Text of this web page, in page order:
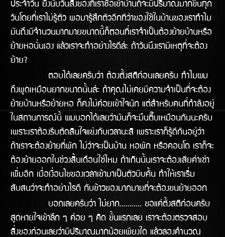
ประจำวัน ยิ่งนับวันสิ่งของที่เราซื้อเข้าบ้านก็จะมีปริมาณมากขึ้นทุก
วันโดยที่เราไม่รู้ตัว พอมารู้สึกตัวอีกทีว่าของใช้ในบ้านของเราทำไม
มันถึงมีจำนวนมากมายขนาดนี้ก็ตอนที่เราจำเป็นต้องย้ายบ้านหรือ
ย้ายหอนั่นเอง แล้วเราจะทำอย่างไรดีล้่ะ ถ้าวันนึงเรามีเหตุที่จะต้อง
ย้าย?
ตอบได้เลยครับว่า ต้องตั้งสติก่อนเลยครับ ทำไมผม
ถึงพูดเหมือนยากขนาดนั้นล่ะ ถ้าคุณไม่เคยมีความจำเป็นที่จะต้อง
ย้ายบ้านหรือย้ายหอ ก็คงไม่ค่อยเข้้าใจนัก แต่สำหรับคนที่กำลังอยู่
ในสถานการณ์นี้ ผมบอกได้เลยว่ามันก็จะมึนตึ๊บเหมือนกันนะครับ
เพราะเราต้องรีบตัดสินใจแข่งกับเวลานะสิ เพราะเราก็รู้ดีกันอยู่ว่า
ถ้าเราจะต้องย้ายที่พัก ไม่ว่าจะเป็นบ้าน หอพัก หรือคอนโด เราก็จะ
ต้องย้ายออกในช่่วงสิ้นเดือนใช่ไหม ถ้าเกินนั้นเราจะต้องเสียค่าเช่า
เพิ่มอีก เมื่อเงื่อนไขของเวลาเข้ามาเป็นตัวบีบคั้น ทำให้เราเริ่ม
สับสนว่าจะทำอย่างไรดี กับข้าวของมากมายที่จะต้องขนย้ายออก
บอกเลยครับว่า ไม่ยาก........... ขอแค่ตั้งสติก่อนครับ
สูดหายใจเข้าลึก ๆ ค่อย ๆ คิด ขั้นแรกเลย เราจะต้องตรวจสอบ
สิ่งของก่อนเลยว่ามีปริมาณมากน้อยเพียงใด แล้วลองคำนวณ